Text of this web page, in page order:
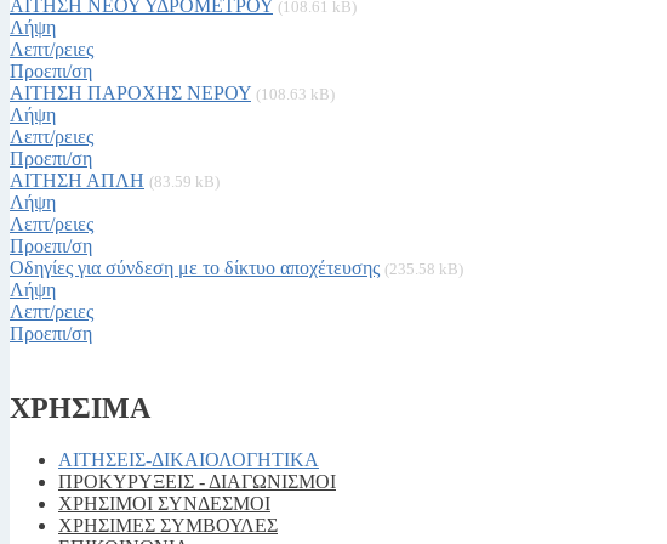
ΑΙΤΗΣΗ ΝΕΟΥ ΥΔΡΟΜΕΤΡΟΥ (108.61 kB)
Λήψη
Λεπτ/ρειες
Προεπι/ση
ΑΙΤΗΣΗ ΠΑΡΟΧΗΣ ΝΕΡΟΥ (108.63 kB)
Λήψη
Λεπτ/ρειες
Προεπι/ση
ΑΙΤΗΣΗ ΑΠΛΗ (83.59 kB)
Λήψη
Λεπτ/ρειες
Προεπι/ση
Οδηγίες για σύνδεση με το δίκτυο αποχέτευσης (235.58 kB)
Λήψη
Λεπτ/ρειες
Προεπι/ση
ΧΡΗΣΙΜΑ
ΑΙΤΗΣΕΙΣ-ΔΙΚΑΙΟΛΟΓΗΤΙΚΑ
ΠΡΟΚΥΡΥΞΕΙΣ - ΔΙΑΓΩΝΙΣΜΟΙ
ΧΡΗΣΙΜΟΙ ΣΥΝΔΕΣΜΟΙ
ΧΡΗΣΙΜΕΣ ΣΥΜΒΟΥΛΕΣ